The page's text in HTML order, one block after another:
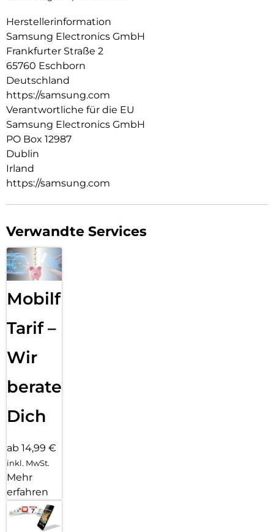
Herstellerinformation
Samsung Electronics GmbH
Frankfurter Straße 2
65760 Eschborn
Deutschland
https://samsung.com
Verantwortliche für die EU
Samsung Electronics GmbH
PO Box 12987
Dublin
Irland
https://samsung.com
Verwandte Services
Mobilfunk
Tarif –
Wir
beraten
Dich
ab 14,99 €
inkl. MwSt.
Mehr
erfahren